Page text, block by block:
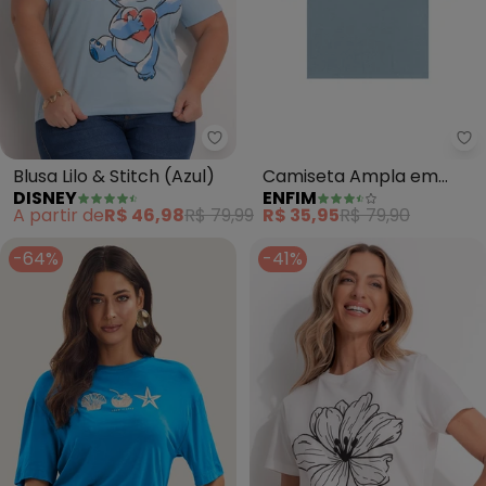
Disney - Blusa Lilo & Stitch
Blusa Lilo & Stitch (Azul)
DISNEY
A partir deR$ 46,98R$ 79,99
Camiseta Ampla em
Malha (Azul Pastel)
ENFIM
R$ 35,95R$ 79,90
-64%
-41%